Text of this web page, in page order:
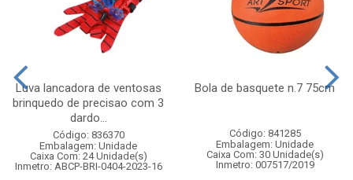
Luva lancadora de ventosas
brinquedo de precisao com 3
dardo...
Código: 836370
Embalagem: Unidade
Caixa Com: 24 Unidade(s)
Inmetro: ABCP-BRI-0404-2023-16
Bola de basquete n.7 75cm
Código: 841285
Embalagem: Unidade
Caixa Com: 30 Unidade(s)
Inmetro: 007517/2019